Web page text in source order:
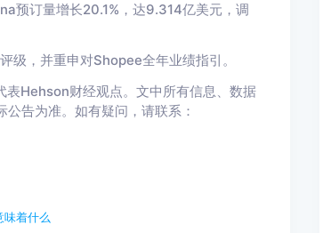
预订量增长20.1%，达9.314亿美元，调
级，并重申对Shopee全年业绩指引。
表Hehson财经观点。文中所有信息、数据
告为准。如有疑问，请联系：
着什么